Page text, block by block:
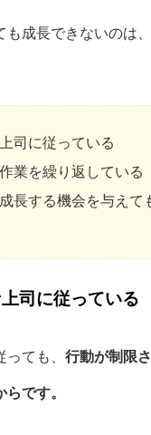
も成長できないのは
司に従っている
業を繰り返している
長する機会を与えて
司に従っている
ても、 行動が制限
です。